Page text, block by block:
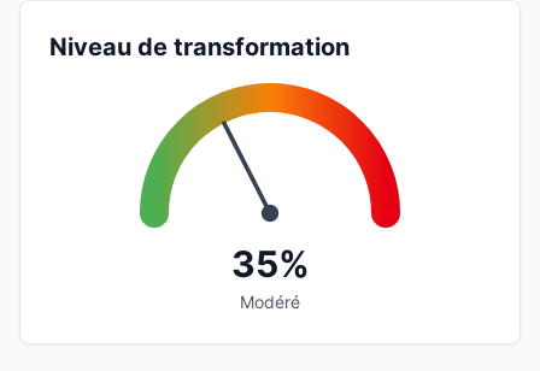
Niveau de transformation
35%
Modéré